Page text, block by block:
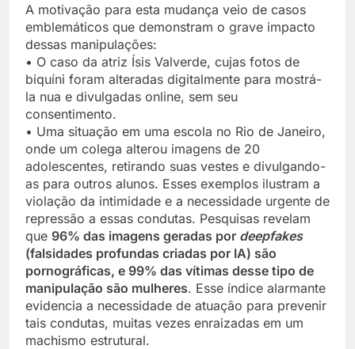
A motivação para esta mudança veio de casos
emblemáticos que demonstram o grave impacto
dessas manipulações:
• O caso da atriz Ísis Valverde, cujas fotos de
biquíni foram alteradas digitalmente para mostrá-
la nua e divulgadas online, sem seu
consentimento.
• Uma situação em uma escola no Rio de Janeiro,
onde um colega alterou imagens de 20
adolescentes, retirando suas vestes e divulgando-
as para outros alunos. Esses exemplos ilustram a
violação da intimidade e a necessidade urgente de
repressão a essas condutas. Pesquisas revelam
que 96% das imagens geradas por deepfakes
(falsidades profundas criadas por IA) são
pornográficas, e 99% das vítimas desse tipo de
manipulação são mulheres. Esse índice alarmante
evidencia a necessidade de atuação para prevenir
tais condutas, muitas vezes enraizadas em um
machismo estrutural.